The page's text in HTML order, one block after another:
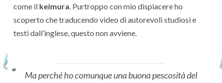
come il keimura. Purtroppo con mio dispiacere ho
scoperto che traducendo video di autorevoli studiosi e
testi dall’inglese, questo non avviene.
Ma perché ho comunque una buona pescosità del